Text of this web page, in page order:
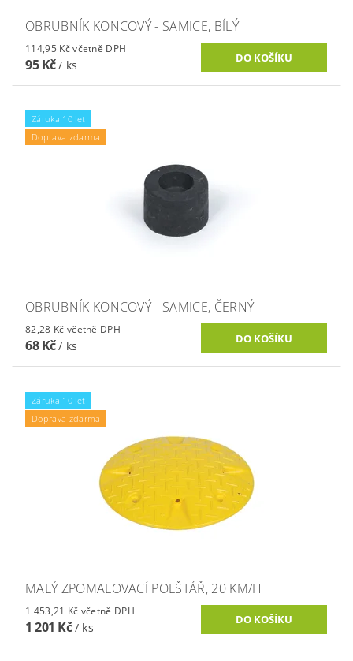
OBRUBNÍK KONCOVÝ - SAMICE, BÍLÝ
114,95 Kč včetně DPH
95 Kč/ ks
Záruka 10 let
Doprava zdarma
OBRUBNÍK KONCOVÝ - SAMICE, ČERNÝ
82,28 Kč včetně DPH
68 Kč/ ks
Záruka 10 let
Doprava zdarma
MALÝ ZPOMALOVACÍ POLŠTÁŘ, 20 KM/H
1 453,21 Kč včetně DPH
1 201 Kč/ ks